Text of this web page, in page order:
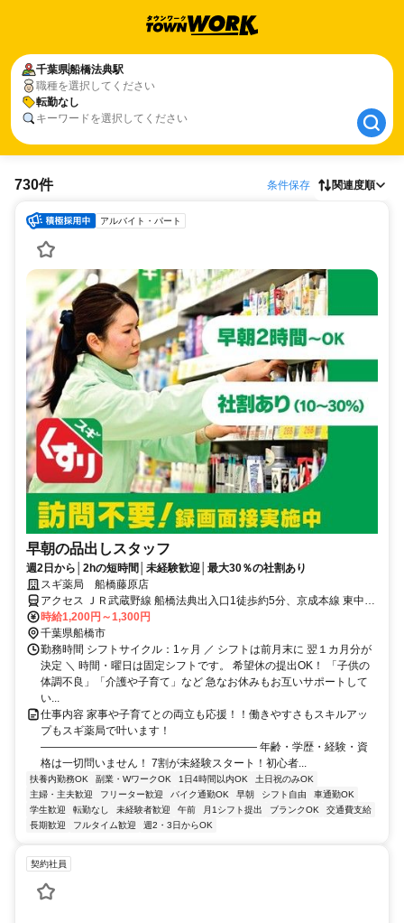
千葉県船橋法典駅
職種を選択してください
転勤なし
キーワードを選択してください
千葉県船橋法典駅
転勤なし
730件 条件保存 関連度順
アルバイト・パート
早朝の品出しスタッフ
週2日から│2hの短時間│未経験歓迎│最大30％の社割あり
スギ薬局 船橋藤原店
アクセス ＪＲ武蔵野線 船橋法典出入口1徒歩約5分、京成本線 東中山
北口徒歩約27分、京成本線 京成中山徒歩約27分
時給1,200円～1,300円
千葉県船橋市
勤務時間 シフトサイクル：1ヶ月 ／ シフトは前月末に 翌１カ月分が
決定 ＼ 時間・曜日は固定シフトです。 希望休の提出OK！ 「子供の
体調不良」「介護や子育て」など 急なお休みもお互いサポートして
い...
仕事内容 家事や子育てとの両立も応援！！働きやすさもスキルアッ
プもスギ薬局で叶います！
―――――――――――――――――――― 年齢・学歴・経験・資
格は一切問いません！ 7割が未経験スタート！初心者...
扶養内勤務OK 副業・WワークOK 1日4時間以内OK
土日祝のみOK
主婦・主夫歓迎
フリーター歓迎 バイク通勤OK 早朝 シフト自由
車通勤OK
学生歓迎
転勤なし 未経験者歓迎 午前 月1シフト提出 ブランクOK
交通費支給
長期歓迎
フルタイム歓迎 週2・3日からOK
契約社員